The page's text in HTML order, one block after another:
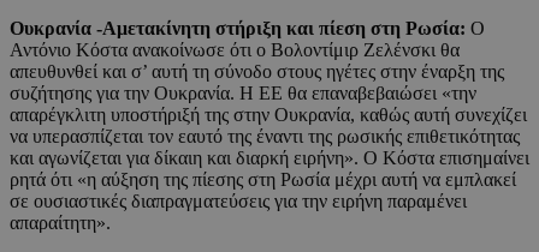
Ουκρανία -Αμετακίνητη στήριξη και πίεση στη Ρωσία: Ο
Αντόνιο Κόστα ανακοίνωσε ότι ο Βολοντίμιρ Ζελένσκι θα
απευθυνθεί και σ’ αυτή τη σύνοδο στους ηγέτες στην έναρξη της
συζήτησης για την Ουκρανία. Η ΕΕ θα επαναβεβαιώσει «την
απαρέγκλιτη υποστήριξή της στην Ουκρανία, καθώς αυτή συνεχίζει
να υπερασπίζεται τον εαυτό της έναντι της ρωσικής επιθετικότητας
και αγωνίζεται για δίκαιη και διαρκή ειρήνη». Ο Κόστα επισημαίνει
ρητά ότι «η αύξηση της πίεσης στη Ρωσία μέχρι αυτή να εμπλακεί
σε ουσιαστικές διαπραγματεύσεις για την ειρήνη παραμένει
απαραίτητη».